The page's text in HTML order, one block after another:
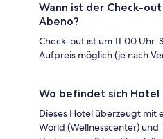
Wann ist der Check-
Abeno?
Check-out ist um 11:00
Aufpreis möglich (je nach
Wo befindet sich Hotel
Dieses Hotel überzeugt mit
World (Wellnesscenter) und